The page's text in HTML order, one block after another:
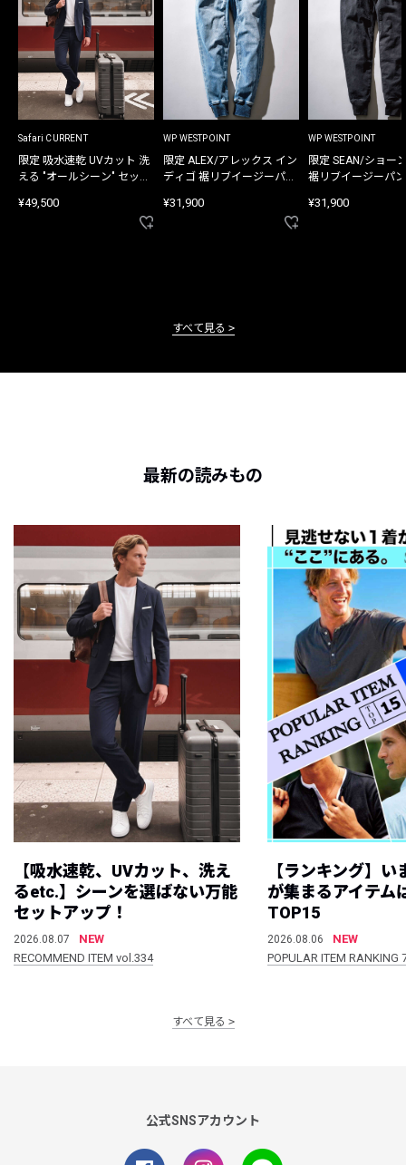
Safari CURRENT
限定 吸水速乾 UVカット 洗
える "オールシーン" セット
¥49,500
WP WESTPOINT
限定 ALEX/アレックス イン
ディゴ 裾リブイージーパン
¥31,900
WP WESTPOINT
限定 SEAN/ショー
裾リブイージーパ
¥31,900
すべて見る
最新の読みもの
【吸水速乾、UVカット、洗え
るetc.】シーンを選ばない万能
セットアップ！
2026.08.07
NEW
RECOMMEND ITEM vol.334
【ランキング】
が集まるアイテム
TOP15
2026.08.06
NEW
POPULAR ITEM
すべて見る
公式SNSアカウント